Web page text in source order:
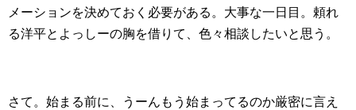
メーションを決めておく必要がある。大事な一日目。頼れ
る洋平とよっしーの胸を借りて、色々相談したいと思う。
さて。始まる前に、うーんもう始まってるのか厳密に言え